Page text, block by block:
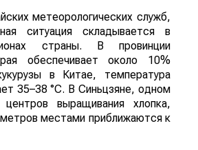
метеорологических служб,
ситуация складывается в
страны. В провинции
обеспечивает около 10%
в Китае, температура
35–38 °C. В Синьцзяне, одном
выращивания хлопка,
местами приближаются к